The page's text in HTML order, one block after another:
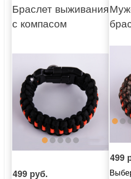
Браслет выживания
с компасом
499 руб.
499